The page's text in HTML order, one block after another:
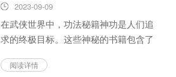
2023-09-09
在武侠世界中，功法秘籍神功是人们追
求的终极目标。这些神秘的书籍包含了
获得强大的力量和技能。在这个游戏
阅读详情